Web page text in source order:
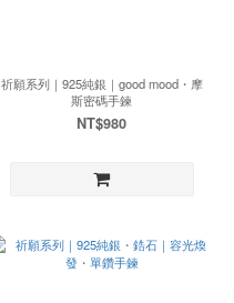
祈願系列｜925純銀｜good mood・摩
斯密碼手鍊
NT$980